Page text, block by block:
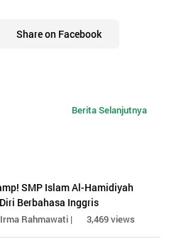
Share on Facebook
Berita Selanjutnya
SMP Islam Al-Hamidiyah
Berbahasa Inggris
Rahmawati | 3,469 views